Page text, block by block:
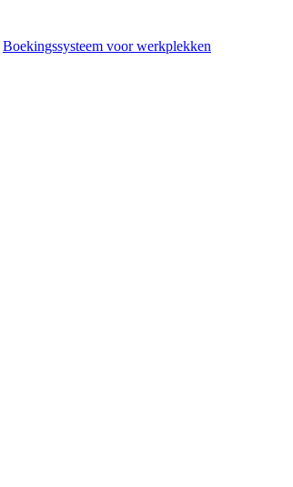
Boekingssysteem voor werkplekken